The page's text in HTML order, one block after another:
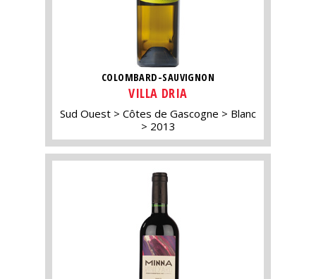
COLOMBARD-SAUVIGNON
VILLA DRIA
Sud Ouest Côtes de Gascogne
Blanc
2013